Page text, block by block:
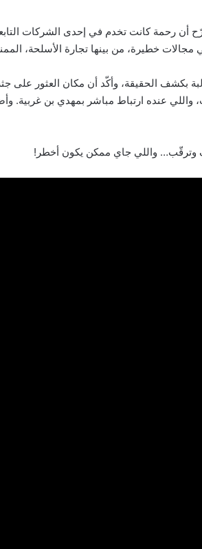
أن رحمة كانت تخدم في إحدى الشركات
خطيرة، من بينها تجارة الأسلحة،
بكشف الحقيقة، وأكّد أن مكان العثور على
عنده ارتباط مباشر بمهدي بن غربية.
وترقّب… واللي جاي ممكن يكون أخطر!